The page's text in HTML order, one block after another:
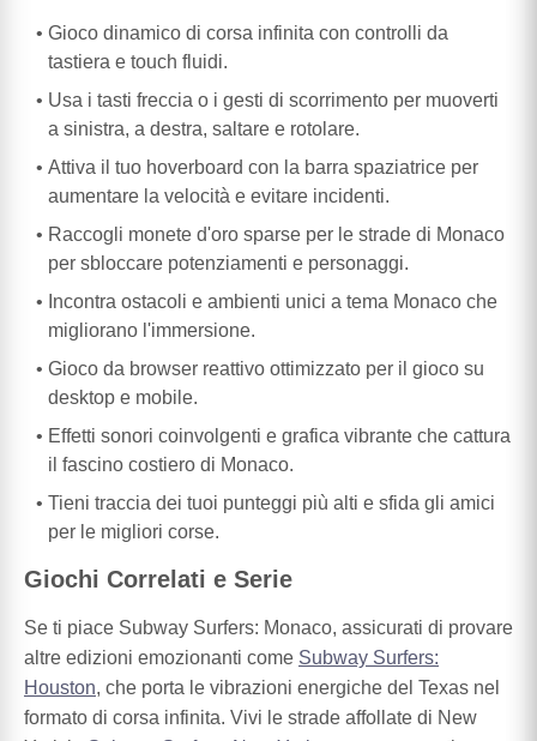
Gioco dinamico di corsa infinita con controlli da
tastiera e touch fluidi.
Usa i tasti freccia o i gesti di scorrimento per muoverti
a sinistra, a destra, saltare e rotolare.
Attiva il tuo hoverboard con la barra spaziatrice per
aumentare la velocità e evitare incidenti.
Raccogli monete d'oro sparse per le strade di Monaco
per sbloccare potenziamenti e personaggi.
Incontra ostacoli e ambienti unici a tema Monaco che
migliorano l'immersione.
Gioco da browser reattivo ottimizzato per il gioco su
desktop e mobile.
Effetti sonori coinvolgenti e grafica vibrante che cattura
il fascino costiero di Monaco.
Tieni traccia dei tuoi punteggi più alti e sfida gli amici
per le migliori corse.
Giochi Correlati e Serie
Se ti piace Subway Surfers: Monaco, assicurati di provare
altre edizioni emozionanti come Subway Surfers:
Houston, che porta le vibrazioni energiche del Texas nel
formato di corsa infinita. Vivi le strade affollate di New